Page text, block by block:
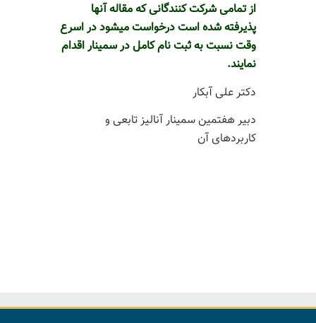
از تمامی شرکت کنندگانی که مقاله آنها
پذیرفته شده است درخواست میشود در اسرع
وقت نسبت به ثبت نام کامل در سمینار اقدام
نمایند.
دکتر علی آبکار
دبیر هفتمین سمینار آنالیز تابعی و
کاربردهای آن